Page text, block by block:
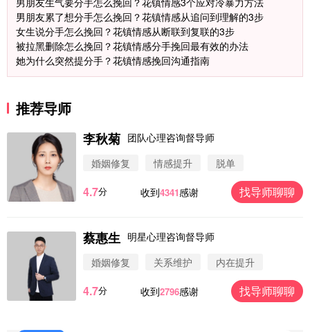
男朋友累了想分手怎么挽回？花镇情感从追问到理解的3步
女生说分手怎么挽回？花镇情感从断联到复联的3步
被拉黑删除怎么挽回？花镇情感分手挽回最有效的办法
她为什么突然提分手？花镇情感挽回沟通指南
推荐导师
李秋菊 团队心理咨询督导师
婚姻修复
情感提升 脱单
4.7分 收到4341感谢 找导师聊聊
蔡惠生 明星心理咨询督导师
婚姻修复
关系维护 内在提升
4.7分 收到2796感谢 找导师聊聊
微信用户 圆圈 通过此页面咨询，已获得专属情感方
案
微信用户 Vnno 通过此页面咨询，已获得专属情感方